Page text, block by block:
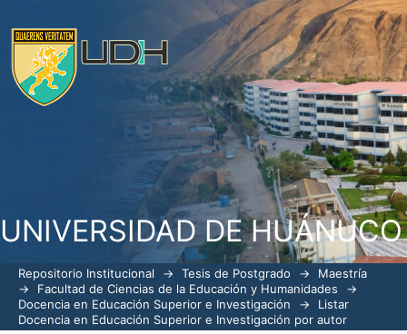
UNIVERSIDAD DE HUÁNUCO
Listar Docencia en Educación
Gilberto Juan"
Repositorio Institucional → Tesis de Postgrado →
Maestría
→
Facultad de Ciencias de la Educación y Humanidades
→
Docencia en Educación Superior e Investigación
→
Listar
Docencia en Educación Superior e Investigación por autor